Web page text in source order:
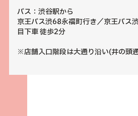
バス：渋谷駅から
京王バス渋68永福町行き／京王バス
目下車 徒歩2分
※店舗入口階段は大通り沿い(井の頭